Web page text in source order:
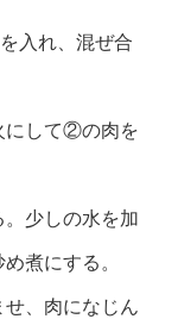
入れ、混ぜ合
にして②の肉を
少しの水を加
煮にする。
、肉になじん